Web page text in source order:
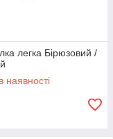
легка Бірюзовий /
наявності